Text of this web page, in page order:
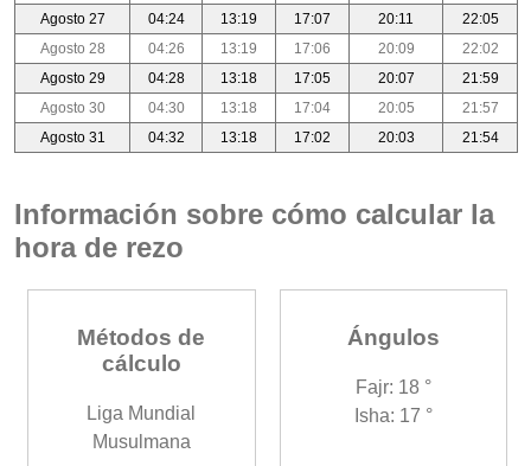
Agosto 27
04:24 13:19 17:07 20:11
22:05
Agosto 28
04:26 13:19 17:06 20:09
22:02
Agosto 29
04:28 13:18 17:05 20:07
21:59
Agosto 30
04:30 13:18 17:04 20:05
21:57
Agosto 31
04:32 13:18 17:02 20:03 21:54
Información sobre cómo calcular la
hora de rezo
Métodos de
cálculo
Liga Mundial
Musulmana
Ángulos
Fajr: 18 °
Isha: 17 °